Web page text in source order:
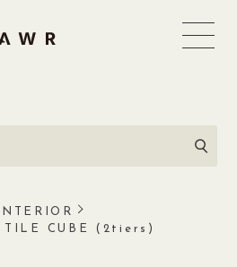
INTERIOR
TILE CUBE (2tiers)